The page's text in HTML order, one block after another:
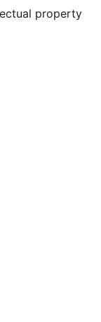
property